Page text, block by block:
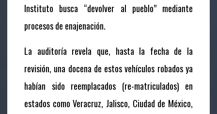
Instituto busca “devolver al pueblo” mediante
procesos de enajenación.
La auditoría revela que, hasta la fecha de la
revisión, una docena de estos vehículos robados ya
habían sido reemplacados (re-matriculados) en
estados como Veracruz, Jalisco, Ciudad de México,